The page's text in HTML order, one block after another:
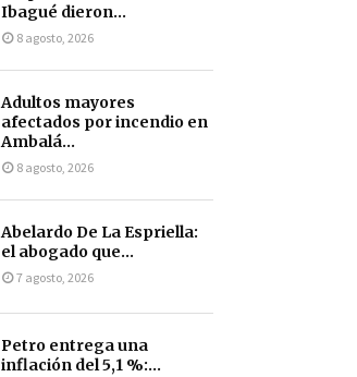
Ibagué dieron...
8 agosto, 2026
Adultos mayores
afectados por incendio en
Ambalá...
8 agosto, 2026
Abelardo De La Espriella:
el abogado que...
7 agosto, 2026
Petro entrega una
inflación del 5,1 %:...